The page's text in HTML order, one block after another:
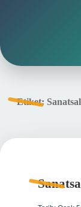
Etiket: